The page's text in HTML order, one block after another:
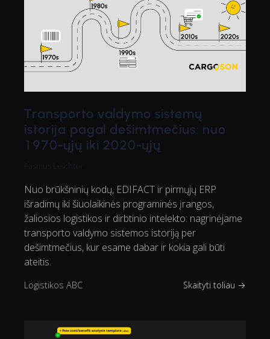
Transporto valdymo sistemų
istorija pagal dešimtmečius: nuo
1970-ųjų iki 2020-ųjų
Rasmus Leichter
Nuo brūkšninių kodų, EDIFACT ir pirmųjų ERP
išradimų iki šiuolaikinės programinės įrangos,
žaliosios logistikos ir dirbtinio intelekto: nagrinėjame
transporto valdymo sistemos istoriją per
dešimtmečius, kur esame dabar ir kokia gali būti
ateitis.
Logistikos ABC Skaityti toliau →